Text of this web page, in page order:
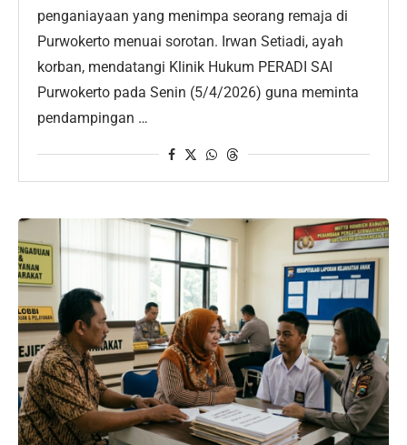
penganiayaan yang menimpa seorang remaja di
Purwokerto menuai sorotan. Irwan Setiadi, ayah
korban, mendatangi Klinik Hukum PERADI SAI
Purwokerto pada Senin (5/4/2026) guna meminta
pendampingan …